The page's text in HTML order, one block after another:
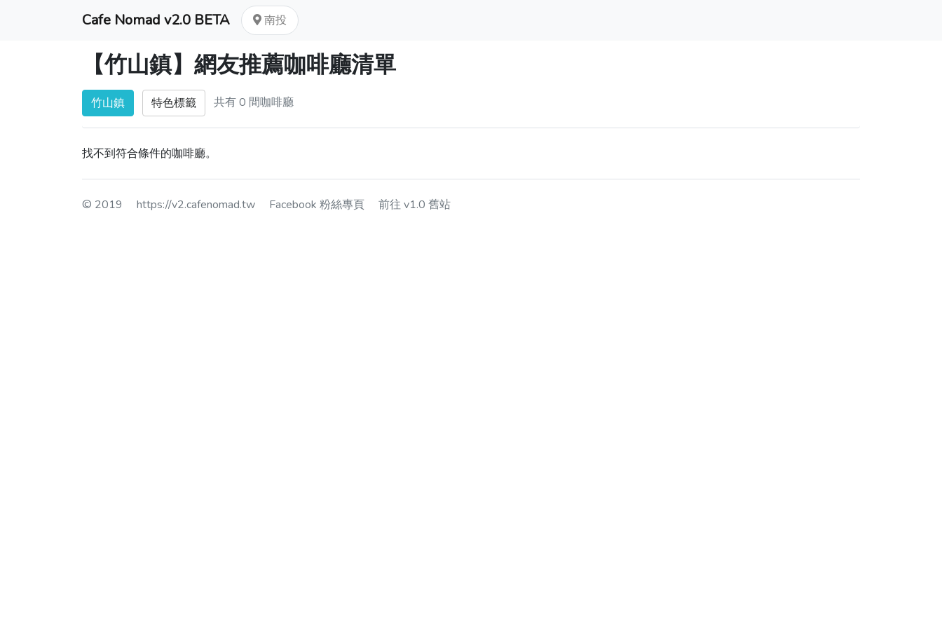
Cafe Nomad v2.0 BETA 南投
【竹山鎮】網友推薦咖啡廳清單
竹山鎮 特色標籤 共有 0 間咖啡廳
找不到符合條件的咖啡廳。
© 2019 https://v2.cafenomad.tw Facebook 粉絲專頁 前往 v1.0 舊站